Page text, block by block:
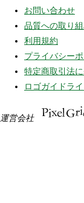
お問い合わせ
品質への取り
利用規約
プライバシー
特定商取引法
ロゴガイドラ
運営会社